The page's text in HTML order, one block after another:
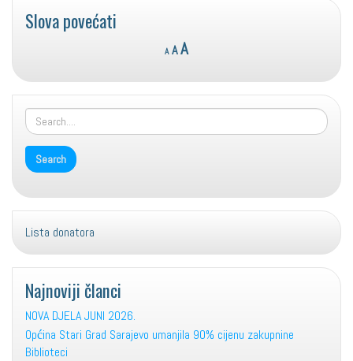
Slova povećati
A
Decrease
font
A Reset
size.
AIncrease
size.
Lista donatora
Najnoviji članci
NOVA DJELA JUNI 2026.
Općina Stari Grad Sarajevo umanjila 90% cijenu zakupnine
Biblioteci